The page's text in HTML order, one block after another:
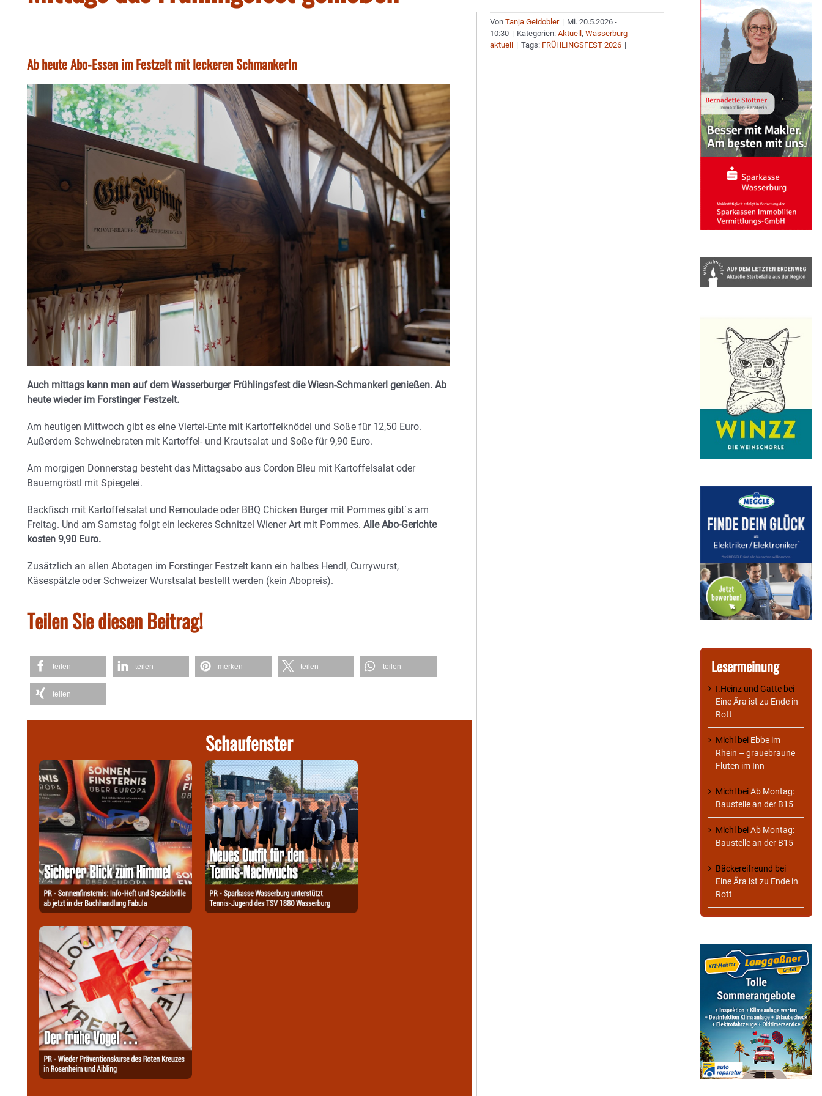
Ab heute Abo-Essen im Festzelt mit leckeren Schmankerln
Auch mittags kann man auf dem Wasserburger Frühlingsfest die Wiesn-Schmankerl genießen. Ab
heute wieder im Forstinger Festzelt.
Am heutigen Mittwoch gibt es eine Viertel-Ente mit Kartoffelknödel und Soße für 12,50 Euro.
Außerdem Schweinebraten mit Kartoffel- und Krautsalat und Soße für 9,90 Euro.
Am morgigen Donnerstag besteht das Mittagsabo aus Cordon Bleu mit Kartoffelsalat oder
Bauerngröstl mit Spiegelei.
Backfisch mit Kartoffelsalat und Remoulade oder BBQ Chicken Burger mit Pommes gibt´s am
Freitag. Und am Samstag folgt ein leckeres Schnitzel Wiener Art mit Pommes. Alle Abo-Gerichte
kosten 9,90 Euro.
Zusätzlich an allen Abotagen im Forstinger Festzelt kann ein halbes Hendl, Currywurst,
Käsespätzle oder Schweizer Wurstsalat bestellt werden (kein Abopreis).
Teilen Sie diesen Beitrag!
teilen teilen merken teilen teilen
teilen
Schaufenster
VonTanja Geidobler | Mi. 20.5.2026 -
10:30 | Kategorien:Aktuell,Wasserburg
aktuell
| Tags: FRÜHLINGSFEST 2026 |
Lesermeinung
I.Heinz und Gatte bei
Eine Ära ist zu Ende in
Rott
Michl bei Ebbe im
Rhein – grauebraune
Fluten im Inn
Michl beiAb Montag:
Baustelle an der B15
Michl beiAb Montag:
Baustelle an der B15
Bäckereifreund bei
Eine Ära ist zu Ende in
Rott